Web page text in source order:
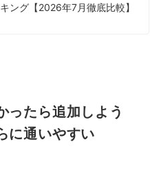
ング【2026年7月徹底比較】
ったら追加しよう
に通いやすい